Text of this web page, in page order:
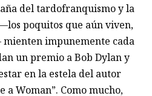
del tardofranquismo y la
poquitos que aún viven,
impunemente cada
un premio a Bob Dylan y
en la estela del autor
a Woman”. Como mucho,